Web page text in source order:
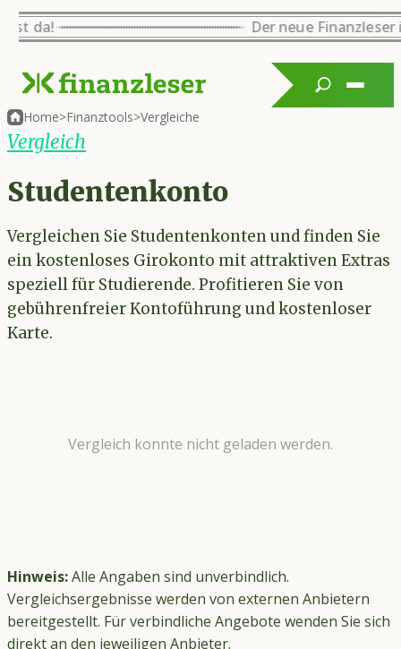
ist da! Der neue
Home>Finanztools>Vergleiche
Vergleich
Studentenkonto
Vergleichen Sie Studentenkonten und finden Sie
ein kostenloses Girokonto mit attraktiven Extras
speziell für Studierende. Profitieren Sie von
gebührenfreier Kontoführung und kostenloser
Karte.
Vergleich konnte nicht geladen werden.
Hinweis:Alle Angaben sind unverbindlich.
Vergleichsergebnisse werden von externen Anbietern
bereitgestellt. Für verbindliche Angebote wenden Sie sich
direkt an den jeweiligen Anbieter.